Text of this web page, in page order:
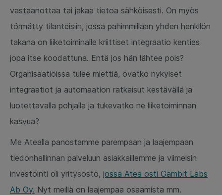
vastaanottaa tai jakaa tietoa sähköisesti. On myös
törmätty tilanteisiin, jossa pahimmillaan yhden henkilön
takana on liiketoiminalle kriittiset integraatio kenties
jopa itse koodattuna. Entä jos hän lähtee pois?
Organisaatioissa tulee miettiä, ovatko nykyiset
integraatiot ja automaation ratkaisut kestävällä ja
luotettavalla pohjalla ja tukevatko ne liiketoiminnan
kasvua?
Me Atealla panostamme parempaan ja laajempaan
tiedonhallinnan palveluun asiakkaillemme ja viimeisin
investointi oli yritysosto, jossa Atea osti Gambit Labs
Ab Oy. Nyt meillä on laajempaa osaamista mm.